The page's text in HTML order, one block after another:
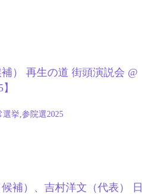
） 再生の道 街頭演説会 @
選挙 参院選2025
補）、吉村洋文（代表） 日